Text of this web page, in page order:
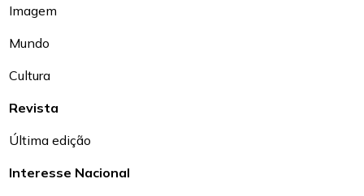
Imagem
Mundo
Cultura
Revista
Última edição
Interesse Nacional